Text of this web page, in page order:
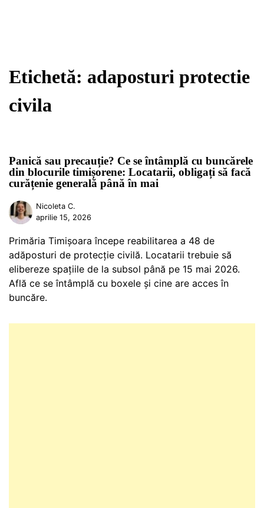
Etichetă: adaposturi protectie
civila
Panică sau precauție? Ce se întâmplă cu buncărele
din blocurile timișorene: Locatarii, obligați să facă
curățenie generală până în mai
Nicoleta C.
aprilie 15, 2026
Primăria Timișoara începe reabilitarea a 48 de
adăposturi de protecție civilă. Locatarii trebuie să
elibereze spațiile de la subsol până pe 15 mai 2026.
Află ce se întâmplă cu boxele și cine are acces în
buncăre.